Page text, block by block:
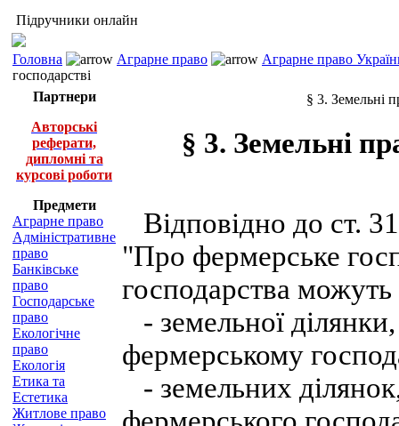
Підручники онлайн
Головна Аграрне право
Аграрне право
господарстві
Партнери
Авторські
реферати,
дипломні та
курсові роботи
Предмети
Аграрне право
Адміністративне
право
Банківське
право
Господарське
право
Екологічне
право
Екологія
Етика та
Естетика
Житлове право
§ 3. Земельні
§ 3. Земельні
Відповідно до ст.
"Про фермерське
господарства можуть
- земельної
фермерському
- земельних